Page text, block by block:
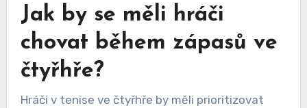
Jak by se měli hráči
chovat během zápasů ve
čtyřhře?
Hráči v tenise ve čtyřhře by měli prioritizovat